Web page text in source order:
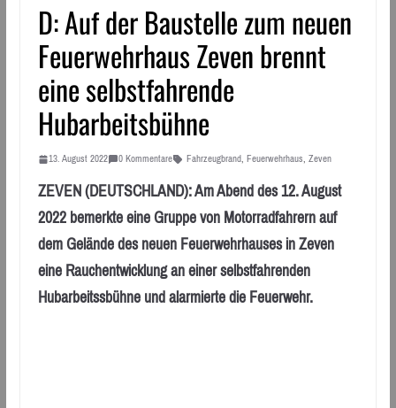
D: Auf der Baustelle zum neuen
Feuerwehrhaus Zeven brennt
eine selbstfahrende
Hubarbeitsbühne
13. August 2022 0 Kommentare Fahrzeugbrand, Feuerwehrhaus, Zeven
ZEVEN (DEUTSCHLAND): Am Abend des 12. August
2022 bemerkte eine Gruppe von Motorradfahrern auf
dem Gelände des neuen Feuerwehrhauses in Zeven
eine Rauchentwicklung an einer selbstfahrenden
Hubarbeitssbühne und alarmierte die Feuerwehr.